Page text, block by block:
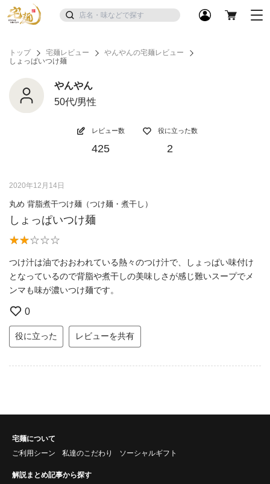
トップ 宅麺レビュー
やんやんの宅麺レビュー
しょっぱいつけ麺
やんやん
50代/男性
レビュー数
425
役に立った数
2
2020年12月14日
丸め 背脂煮干つけ麺（つけ麺・煮干し）
しょっぱいつけ麺
つけ汁は油でおおわれている熱々のつけ汁で、しょっぱい味付け
となっているので背脂や煮干しの美味しさが感じ難いスープでメ
ンマも味が濃いつけ麺です。
0
役に立った レビューを共有
宅麺について
ご利用シーン
私達のこだわり ソーシャルギフト
解説まとめ記事から探す